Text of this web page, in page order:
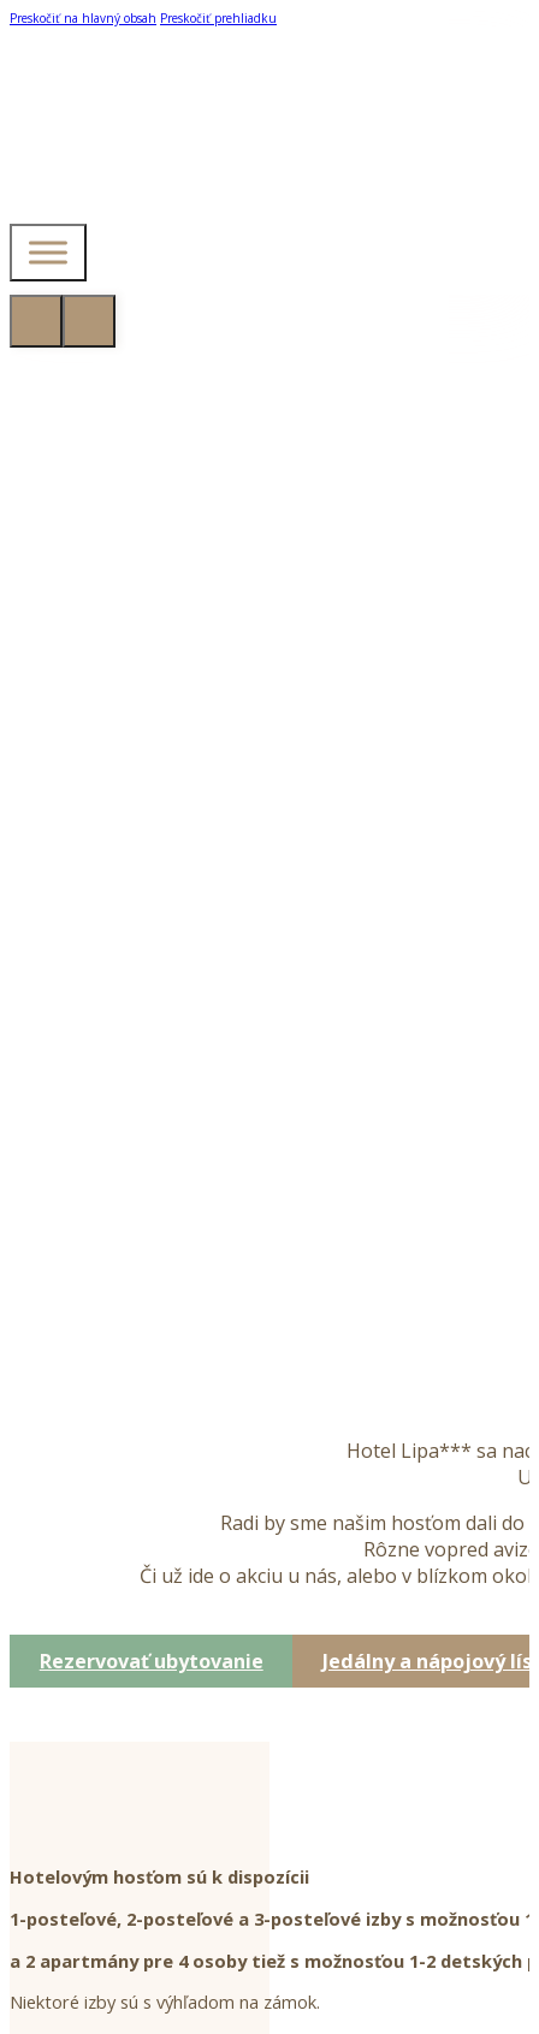
Preskočiť na hlavný obsah Preskočiť prehliadku
Hotel Lipa*** sa
Radi by sme našim hosťom dali
Rôzne vopred
Či už ide o akciu u nás, alebo v blízkom
Rezervovať ubytovanie Jedálny a nápojový
Hotelovým hosťom sú k dispozícii
1-posteľové, 2-posteľové a 3-posteľové izby s možnosťou
a 2 apartmány pre 4 osoby tiež s možnosťou 1-2 detských
Niektoré izby sú s výhľadom na zámok.